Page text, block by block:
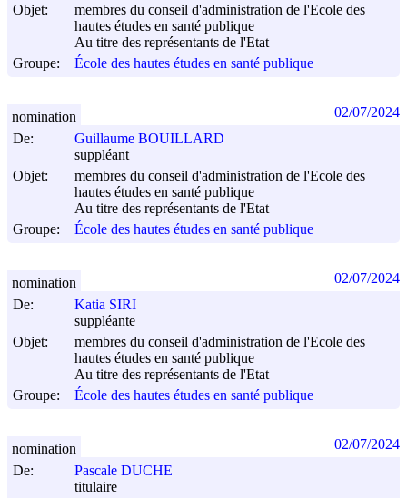
Objet:
membres du conseil d'administration de l'Ecole des
hautes études en santé publique
Au titre des représentants de l'Etat
Groupe:
École des hautes études en santé publique
De:
Guillaume BOUILLARD
suppléant
Objet:
membres du conseil d'administration de l'Ecole des
hautes études en santé publique
Au titre des représentants de l'Etat
Groupe:
École des hautes études en santé publique
nomination 02/07/2024
De:
Katia SIRI
suppléante
Objet:
membres du conseil d'administration de l'Ecole des
hautes études en santé publique
Au titre des représentants de l'Etat
Groupe:
École des hautes études en santé publique
nomination 02/07/2024
De:
Pascale DUCHE
titulaire
nomination 02/07/2024